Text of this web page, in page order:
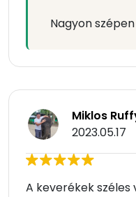
Nagyon
Miklos
2023.05.17
A keverékek